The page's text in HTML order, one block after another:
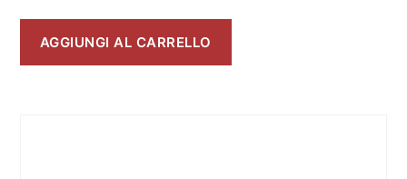
AGGIUNGI AL CARRELLO